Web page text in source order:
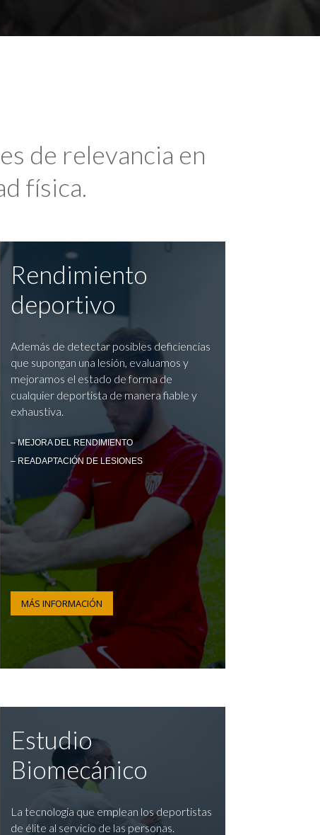
de relevancia en
física.
Rendimiento
deportivo
Además de detectar posibles deficiencias
que supongan una lesión, evaluamos y
mejoramos el estado de forma de
cualquier deportista de manera fiable y
exhaustiva.
– MEJORA DEL RENDIMIENTO
– READAPTACIÓN DE LESIONES
MÁS INFORMACIÓN
Estudio
Biomecánico
La tecnología que emplean los deportistas
de élite al servicio de las personas.